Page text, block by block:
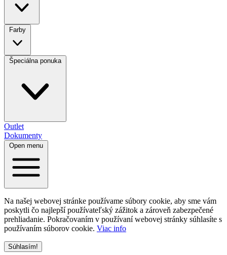
Farby
Špeciálna ponuka
Outlet
Dokumenty
Open menu
Na našej webovej stránke používame súbory cookie, aby sme vám
poskytli čo najlepší používateľský zážitok a zároveň zabezpečené
prehliadanie. Pokračovaním v používaní webovej stránky súhlasíte s
používaním súborov cookie. Viac info
Súhlasím!